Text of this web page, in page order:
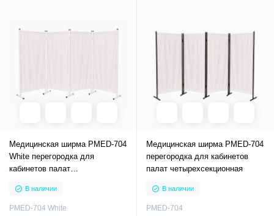
Медицинская ширма PMED-704
White перегородка для
кабинетов палат
каркасом
В наличии
PMED-704 White
Медицинская ширма PMED-704
перегородка для кабинетов
палат четырехсекционная
В наличии
PMED-704